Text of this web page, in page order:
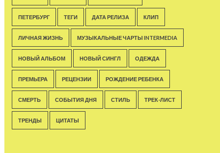
ПЕТЕРБУРГ ТЕГИ ДАТА РЕЛИЗА КЛИП
ЛИЧНАЯ ЖИЗНЬ МУЗЫКАЛЬНЫЕ ЧАРТЫ INTERMEDIA
НОВЫЙ АЛЬБОМ НОВЫЙ СИНГЛ ОДЕЖДА
ПРЕМЬЕРА РЕЦЕНЗИИ РОЖДЕНИЕ РЕБЕНКА
СМЕРТЬ СОБЫТИЯ ДНЯ СТИЛЬ ТРЕК-ЛИСТ
ТРЕНДЫ ЦИТАТЫ